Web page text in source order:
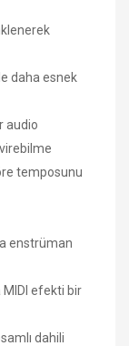
daha esnek
audio
temposunu
enstrüman
efekti bir
dahili